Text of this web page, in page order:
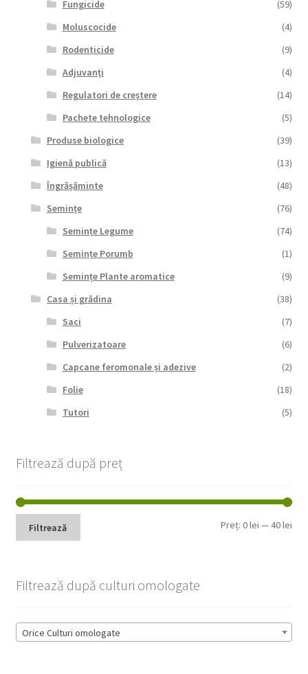
Fungicide
(59)
Moluscocide
(4)
Rodenticide
(9)
Adjuvanți
(4)
Regulatori de creștere
(14)
Pachete tehnologice
(5)
Produse biologice
(39)
Igienă publică
(13)
Îngrășăminte
(48)
Semințe
(76)
Semințe Legume
(74)
Semințe Porumb
(1)
Semințe Plante aromatice
(9)
Casa și grădina
(38)
Saci
(7)
Pulverizatoare
(6)
Capcane feromonale și adezive
(2)
Folie
(18)
Tutori
(5)
Filtrează după preț
Filtrează Preț:0 lei —40 lei
Filtrează după culturi omologate
Orice Culturi omologate